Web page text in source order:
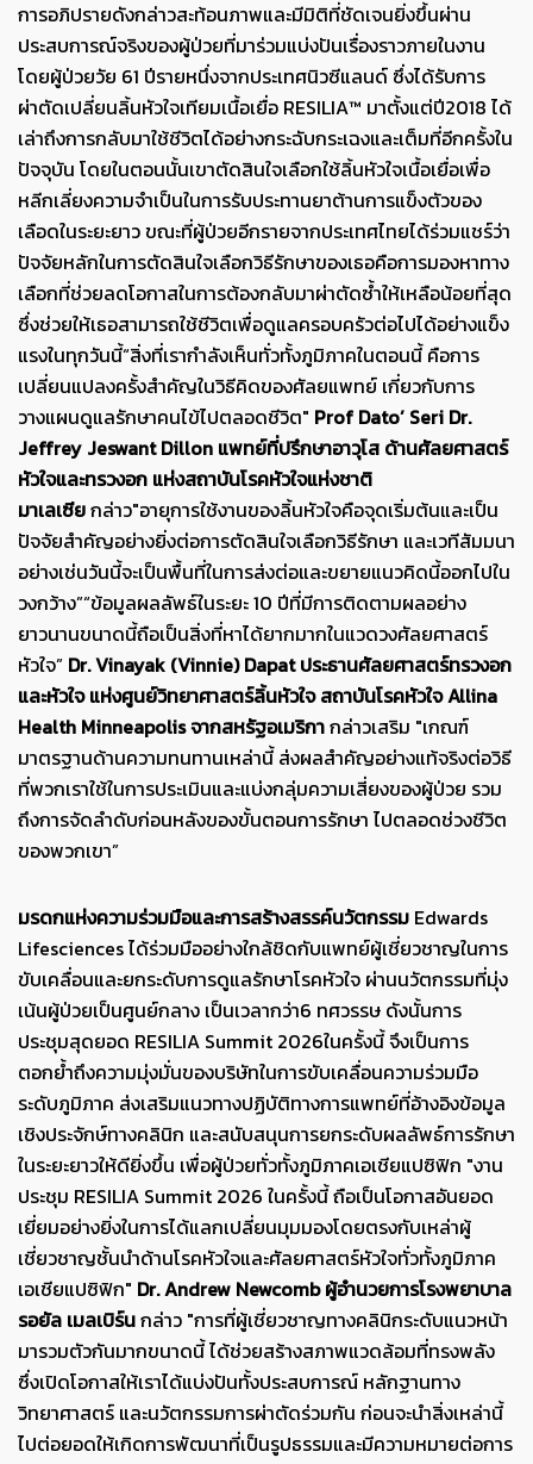
การอภิปรายดังกล่าวสะท้อนภาพและมีมิติที่ชัดเจนยิ่งขึ้นผ่าน
ประสบการณ์จริงของผู้ป่วยที่มาร่วมแบ่งปันเรื่องราวภายในงาน
โดยผู้ป่วยวัย 61 ปีรายหนึ่งจากประเทศนิวซีแลนด์ ซึ่งได้รับการ
ผ่าตัดเปลี่ยนลิ้นหัวใจเทียมเนื้อเยื่อ RESILIA™ มาตั้งแต่ปี2018 ได้
เล่าถึงการกลับมาใช้ชีวิตได้อย่างกระฉับกระเฉงและเต็มที่อีกครั้งใน
ปัจจุบัน โดยในตอนนั้นเขาตัดสินใจเลือกใช้ลิ้นหัวใจเนื้อเยื่อเพื่อ
หลีกเลี่ยงความจำเป็นในการรับประทานยาต้านการแข็งตัวของ
เลือดในระยะยาว ขณะที่ผู้ป่วยอีกรายจากประเทศไทยได้ร่วมแชร์ว่า
ปัจจัยหลักในการตัดสินใจเลือกวิธีรักษาของเธอคือการมองหาทาง
เลือกที่ช่วยลดโอกาสในการต้องกลับมาผ่าตัดซ้ำให้เหลือน้อยที่สุด
ซึ่งช่วยให้เธอสามารถใช้ชีวิตเพื่อดูแลครอบครัวต่อไปได้อย่างแข็ง
แรงในทุกวันนี้“สิ่งที่เรากำลังเห็นทั่วทั้งภูมิภาคในตอนนี้ คือการ
เปลี่ยนแปลงครั้งสำคัญในวิธีคิดของศัลยแพทย์ เกี่ยวกับการ
วางแผนดูแลรักษาคนไข้ไปตลอดชีวิต" Prof Dato’ Seri Dr.
Jeffrey Jeswant Dillon แพทย์ที่ปรึกษาอาวุโส ด้านศัลยศาสตร์
หัวใจและทรวงอก แห่งสถาบันโรคหัวใจแห่งชาติ
มาเลเซียกล่าว"อายุการใช้งานของลิ้นหัวใจคือจุดเริ่มต้นและเป็น
ปัจจัยสำคัญอย่างยิ่งต่อการตัดสินใจเลือกวิธีรักษา และเวทีสัมมนา
อย่างเช่นวันนี้จะเป็นพื้นที่ในการส่งต่อและขยายแนวคิดนี้ออกไปใน
วงกว้าง”“ข้อมูลผลลัพธ์ในระยะ 10 ปีที่มีการติดตามผลอย่าง
ยาวนานขนาดนี้ถือเป็นสิ่งที่หาได้ยากมากในแวดวงศัลยศาสตร์
หัวใจ” Dr. Vinayak (Vinnie) Dapatประธานศัลยศาสตร์ทรวงอก
และหัวใจ แห่งศูนย์วิทยาศาสตร์ลิ้นหัวใจ สถาบันโรคหัวใจAllina
Health Minneapolisจากสหรัฐอเมริกากล่าวเสริม "เกณฑ์
มาตรฐานด้านความทนทานเหล่านี้ ส่งผลสำคัญอย่างแท้จริงต่อวิธี
ที่พวกเราใช้ในการประเมินและแบ่งกลุ่มความเสี่ยงของผู้ป่วย รวม
ถึงการจัดลำดับก่อนหลังของขั้นตอนการรักษา ไปตลอดช่วงชีวิต
ของพวกเขา”
มรดกแห่งความร่วมมือและการสร้างสรรค์นวัตกรรม Edwards
Lifesciences ได้ร่วมมืออย่างใกล้ชิดกับแพทย์ผู้เชี่ยวชาญในการ
ขับเคลื่อนและยกระดับการดูแลรักษาโรคหัวใจ ผ่านนวัตกรรมที่มุ่ง
เน้นผู้ป่วยเป็นศูนย์กลาง เป็นเวลากว่า6 ทศวรรษ ดังนั้นการ
ประชุมสุดยอด RESILIA Summit 2026ในครั้งนี้ จึงเป็นการ
ตอกย้ำถึงความมุ่งมั่นของบริษัทในการขับเคลื่อนความร่วมมือ
ระดับภูมิภาค ส่งเสริมแนวทางปฏิบัติทางการแพทย์ที่อ้างอิงข้อมูล
เชิงประจักษ์ทางคลินิก และสนับสนุนการยกระดับผลลัพธ์การรักษา
ในระยะยาวให้ดียิ่งขึ้น เพื่อผู้ป่วยทั่วทั้งภูมิภาคเอเชียแปซิฟิก "งาน
ประชุม RESILIA Summit 2026 ในครั้งนี้ ถือเป็นโอกาสอันยอด
เยี่ยมอย่างยิ่งในการได้แลกเปลี่ยนมุมมองโดยตรงกับเหล่าผู้
เชี่ยวชาญชั้นนำด้านโรคหัวใจและศัลยศาสตร์หัวใจทั่วทั้งภูมิภาค
เอเชียแปซิฟิก" Dr. Andrew Newcombผู้อำนวยการโรงพยาบาล
รอยัล เมลเบิร์นกล่าว "การที่ผู้เชี่ยวชาญทางคลินิกระดับแนวหน้า
มารวมตัวกันมากขนาดนี้ ได้ช่วยสร้างสภาพแวดล้อมที่ทรงพลัง
ซึ่งเปิดโอกาสให้เราได้แบ่งปันทั้งประสบการณ์ หลักฐานทาง
วิทยาศาสตร์ และนวัตกรรมการผ่าตัดร่วมกัน ก่อนจะนำสิ่งเหล่านี้
ไปต่อยอดให้เกิดการพัฒนาที่เป็นรูปธรรมและมีความหมายต่อการ